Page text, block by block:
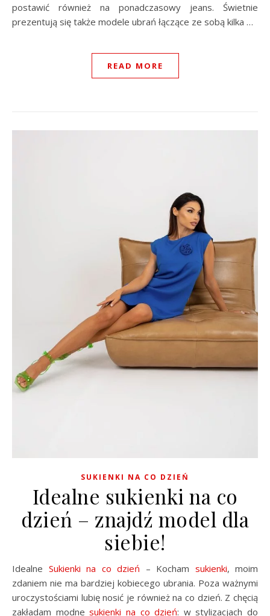
postawić również na ponadczasowy jeans. Świetnie
prezentują się także modele ubrań łączące ze sobą kilka …
READ MORE
SUKIENKI NA CO DZIEŃ
Idealne sukienki na co
dzień – znajdź model dla
siebie!
Idealne Sukienki na co dzień – Kocham sukienki, moim
zdaniem nie ma bardziej kobiecego ubrania. Poza ważnymi
uroczystościami lubię nosić je również na co dzień. Z chęcią
zakładam modnesukienki na co dzień: w stylizacjach do